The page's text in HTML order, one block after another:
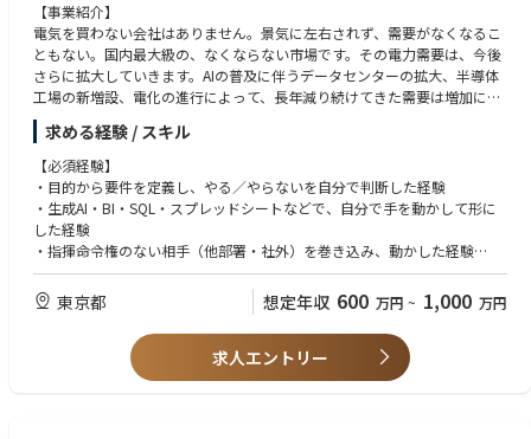
【事業紹介】
電気を買わない会社はありません。景気に左右されず、需要がなくなるこ
ともない。国内最大級の、なくならない市場です。その電力需要は、今後
さらに拡大していきます。AIの普及に伴うデータセンターの拡大、半導体
工場の新増設、電化の進行によって、長年減り続けてきた需要は増加に転
じる見通しです。
一方で、法人向け電力契約の多くは、今も大手電力のままです。自由化か
ら10年が経っても、新電力に切り替えた企業はごく一部にとどまっていま
す。市場は大きくなり、それでいて競争の余地が広く残されている、そう
いう市場です。
エネルギートランスフォーメーション事業本部は、この市場で法人向けの
電力小売事業を担っています。しかし、安さだけでは大手電力に勝てませ
がBizOpsのミッションです。
BizOpsは、事業の勝ち筋そのものを作るチームです。電力データを競争優
求める経験 / スキル
【必須経験】
・目的から要件を定義し、やる／やらないを自分で判断した経験
・生成AI・BI・SQL・スプレッドシートなどで、自分で手を動かして形に
した経験
・指揮命令権のない相手（他部署・社外）を巻き込み、動かした経験
・自分がかかわったものが現場で使われ、数字や業務が変わるまで見届け
た経験
※経験の規模・年次は問いません。小さなテーマでも、上記を一人で通し
た経験があれば歓迎します。BizOps・営業企画の経験は不問です。
東京都 想定年収 600 万円 ~ 1,000 万円
求人エントリー